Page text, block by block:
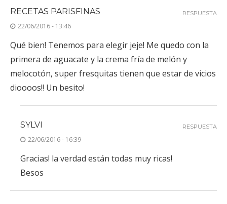
RECETAS PARISFINAS
22/06/2016 - 13:46
Qué bien! Tenemos para elegir jeje! Me quedo con la
primera de aguacate y la crema fría de melón y
melocotón, super fresquitas tienen que estar de vicios
dioooos!! Un besito!
RESPUESTA
SYLVI
22/06/2016 - 16:39
Gracias! la verdad están todas muy ricas!
Besos
RESPUESTA